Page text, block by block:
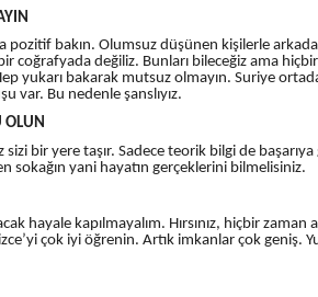
bakın. Olumsuz düşünen kişilerle
coğrafyada değiliz. Bunları bileceğiz ama
yukarı bakarak mutsuz olmayın. Suriye
var. Bu nedenle şanslıyız.
OLUN
sizi bir yere taşır. Sadece teorik bilgi de
sokağın yani hayatın gerçeklerini bilmelisiniz.
hayale kapılmayalım. Hırsınız, hiçbir zaman
çok iyi öğrenin. Artık imkanlar çok geniş.